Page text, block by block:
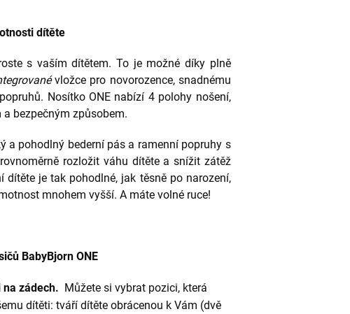
dítěte
s vaším dítětem. To je možné díky plně
vložce pro novorozence, snadnému
Nosítko ONE nabízí 4 polohy nošení,
bezpečným způsobem.
a pohodlný bederní pás a ramenní popruhy s
rozložit váhu dítěte a snížit zátěž
dítěte je tak pohodlné, jak těsně po narození,
mnohem vyšší. A máte volné ruce!
BabyBjorn ONE
zádech. Můžete si vybrat pozici, která
dítěti: tváří dítěte obrácenou k Vám (dvě